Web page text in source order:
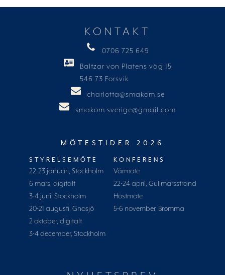
KONTAKT
0706 725 649
Baltzar von Platens väg 15
546 73 Forsvik
charlotta@smakom.se
smakom.sverige@gmail.com
MÖTESTIDER 2026
STYRELSEMÖTE
22-23 januari, Stockholm
6 mars, digitalt
3-4 juni, Stockholm
20-21 augusti, Gnosjö
2 oktober, digitalt
3-4 december, Stockholm
KONFERENS
Vårmöte
22-24 april, Gullmarsstrand
Höstmöte
5-6 november, Bromma